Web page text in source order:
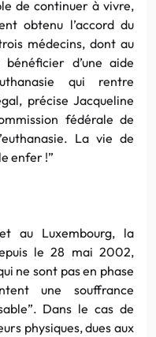
de continuer à vivre,
obtenu l’accord du
médecins, dont au
d’une aide
qui rentre
précise Jacqueline
fédérale de
La vie de
enfer !”
au Luxembourg, la
le 28 mai 2002,
ne sont pas en phase
une souffrance
Dans le cas de
physiques, dues aux